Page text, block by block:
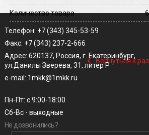
Количество товара
‹ Вернуться к
Телефон: +7 (343) 345-53-59
Факс: +7 (343) 237-2-666
Адрес: 620137, Россия, г. Екатеринбург,
ул.Данилы Зверева, 31, литер Р
e-mail: 1mkk@1mkk.ru
Пн-Пт: с 9:00-18:00
Сб-Вс - выходные
Не дозвонились?